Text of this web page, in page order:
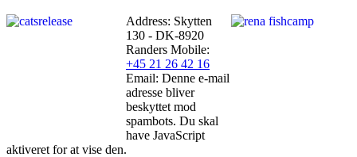
Address: Skytten
130 - DK-8920
Randers Mobile:
+45 21 26 42 16
Email: Denne e-mail
adresse bliver
beskyttet mod
spambots. Du skal
have JavaScript
aktiveret for at vise den.